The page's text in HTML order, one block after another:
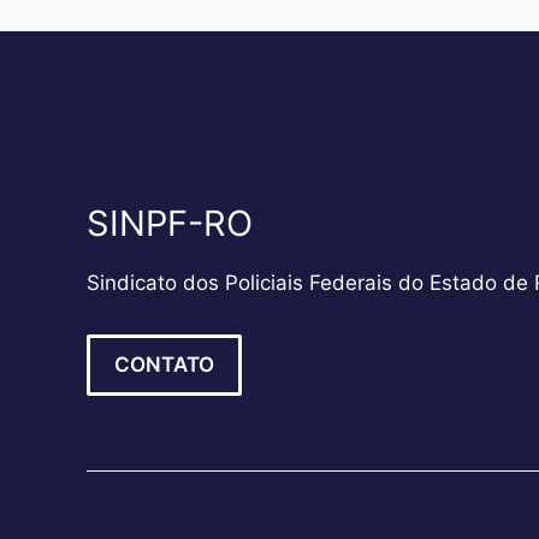
SINPF-RO
Sindicato dos Policiais Federais do Estado de
CONTATO